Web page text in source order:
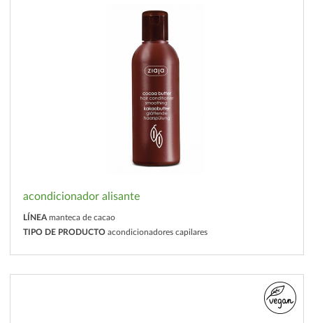
acondicionador alisante
LÍNEA manteca de cacao
TIPO DE PRODUCTO acondicionadores capilares